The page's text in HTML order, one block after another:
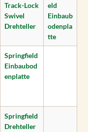
Track-Lock
Swivel
Drehteller
eld
Einbaub
odenpla
tte
Springfield
Einbaubod
enplatte
Springfield
Drehteller